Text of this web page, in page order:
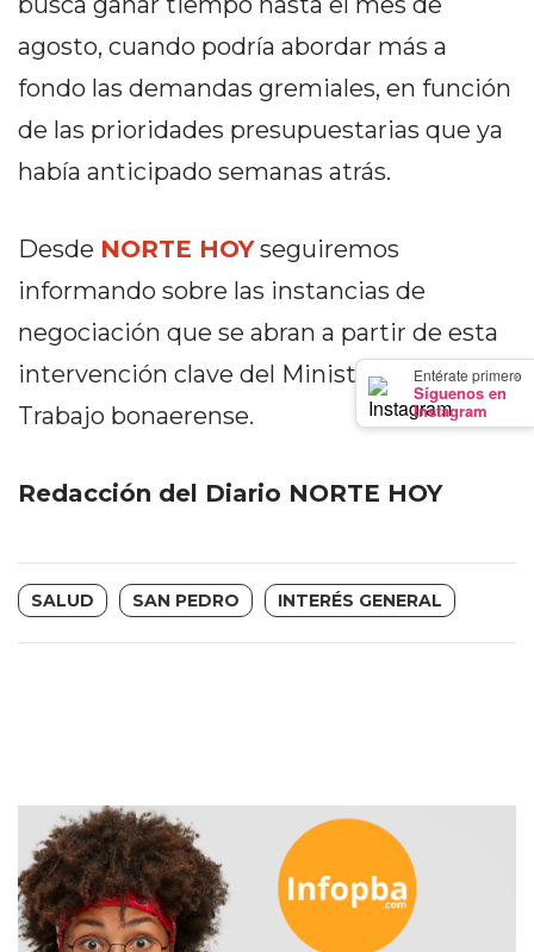
×
Entérate primero
Síguenos en
Instagram
GIMNASIO
DE
PERGAMINO
MEJORES
PRECIOS
SUPLEMENTOS
EN
PERGAMINO
SUPLEMENTOS
EN
LOS
WHEY
PROTEIN
EN
MEJOR
GIMNASIO
DE
PERGAMINO
CREAR
agosto, cuando podría abordar más a
fondo las demandas gremiales, en función
de las prioridades presupuestarias que ya
había anticipado semanas atrás.
Desde NORTE HOYseguiremos
informando sobre las instancias de
negociación que se abran a partir de esta
intervención clave del Ministerio de
Trabajo bonaerense.
Redacción del Diario NORTE HOY
SALUD SAN PEDRO INTERÉS GENERAL